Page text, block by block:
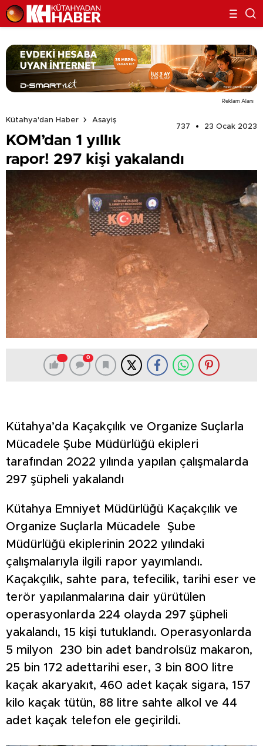
Reklam Alanı
Kütahya'dan Haber
Asayiş
737
23 Ocak 2023
KOM’dan 1 yıllık
rapor! 297 kişi yakalandı
0
Kütahya’da Kaçakçılık ve Organize Suçlarla
Mücadele Şube Müdürlüğü ekipleri
tarafından 2022 yılında yapılan çalışmalarda
297 şüpheli yakalandı
Kütahya Emniyet Müdürlüğü Kaçakçılık ve
Organize Suçlarla Mücadele Şube
Müdürlüğü ekiplerinin 2022 yılındaki
çalışmalarıyla ilgili rapor yayımlandı.
Kaçakçılık, sahte para, tefecilik, tarihi eser ve
terör yapılanmalarına dair yürütülen
operasyonlarda 224 olayda 297 şüpheli
yakalandı, 15 kişi tutuklandı. Operasyonlarda
5 milyon 230 bin adet bandrolsüz makaron,
25 bin 172 adettarihi eser, 3 bin 800 litre
kaçak akaryakıt, 460 adet kaçak sigara, 157
kilo kaçak tütün, 88 litre sahte alkol ve 44
adet kaçak telefon ele geçirildi.